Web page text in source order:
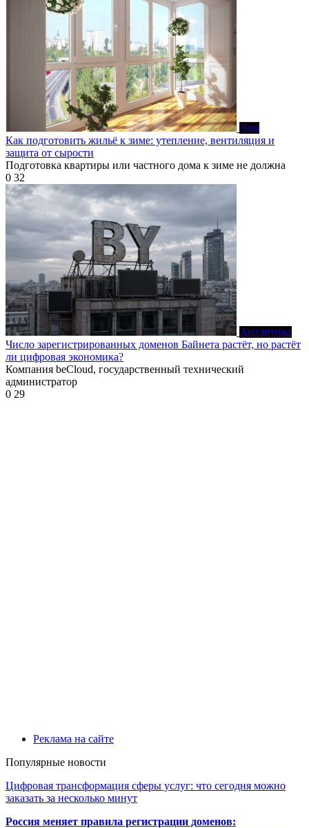
Дом
Как подготовить жильё к зиме: утепление, вентиляция и
защита от сырости
Подготовка квартиры или частного дома к зиме не должна
0 32
Аналитика
Число зарегистрированных доменов Байнета растёт, но растёт
ли цифровая экономика?
Компания beCloud, государственный технический
администратор
0 29
Реклама на сайте
Популярные новости
Цифровая трансформация сферы услуг: что сегодня можно
заказать за несколько минут
Россия меняет правила регистрации доменов: